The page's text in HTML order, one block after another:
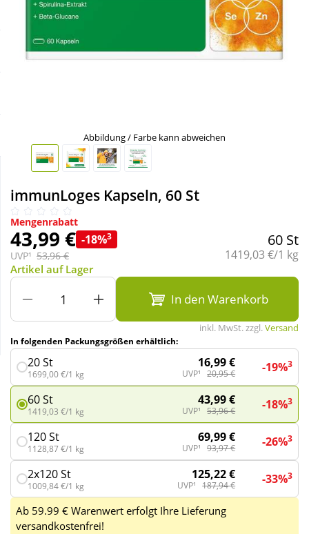
Sale
Schnäppchen
Täglich gut versorgt
Körperpflege & Kosmetik
Liebe & Erotik
Nahrungsergänzung
Sanitätshaus
Sport & Fitness
Tierbedarf
Wellness
Abbildung / Farbe kann abweichen
immunLoges Kapseln, 60 St
Mengenrabatt
43,99 € -18%3
UVP¹ 53,96 €
60 St
Grundpreis:
1419,03 €/1 kg
Artikel auf Lager
In den Warenkorb
inkl. MwSt. zzgl.Versand
In folgenden Packungsgrößen erhältlich:
20 St
1699,00 €/1 kg
16,99 €
UVP¹ 20,95 € -19%3
60 St
1419,03 €/1 kg
43,99 €
UVP¹ 53,96 € -18%3
120 St
1128,87 €/1 kg
69,99 €
UVP¹ 93,97 € -26%3
2x120 St
1009,84 €/1 kg
125,22 €
UVP¹ 187,94 € -33%3
Ab 59.99 € Warenwert erfolgt Ihre Lieferung
versandkostenfrei!